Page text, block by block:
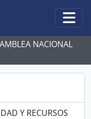
NACIONAL
Y RECURSOS